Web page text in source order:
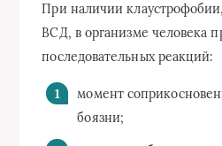
При наличии
ВСД, в организме человека
последовательных реакций:
момент
боязни;